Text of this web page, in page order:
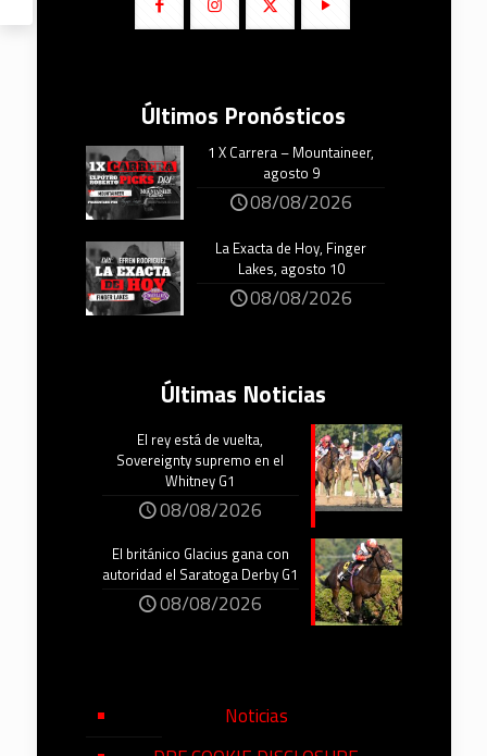
Últimos Pronósticos
1 X Carrera – Mountaineer,
agosto 9
08/08/2026
La Exacta de Hoy, Finger
Lakes, agosto 10
08/08/2026
Últimas Noticias
El rey está de vuelta,
Sovereignty supremo en el
Whitney G1
08/08/2026
El británico Glacius gana con
autoridad el Saratoga Derby G1
08/08/2026
Noticias